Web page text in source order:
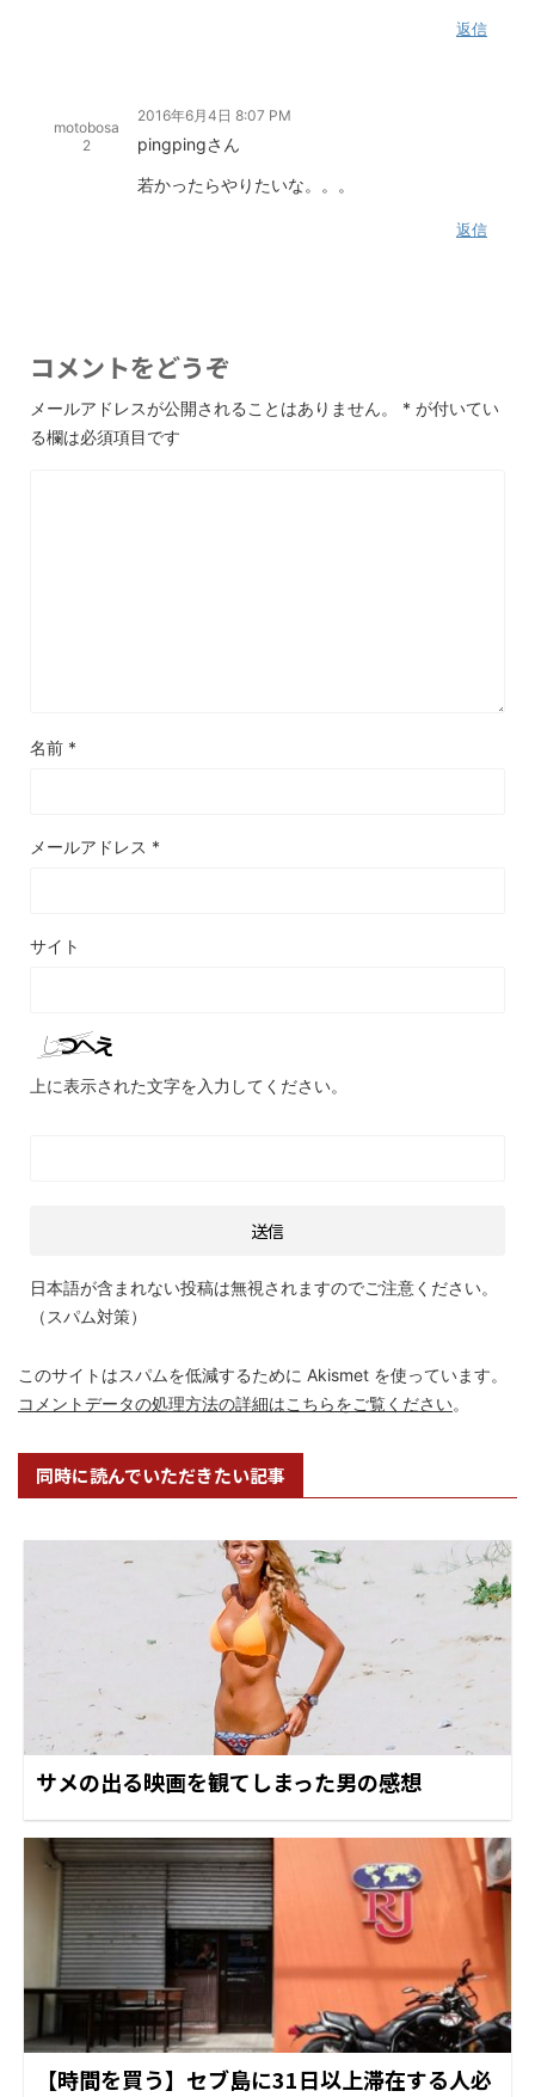
返信
motobosa
2
2016年6月4日 8:07 PM
pingpingさん
若かったらやりたいな。。。
返信
コメントをどうぞ
メールアドレスが公開されることはありません。 * が付いてい
る欄は必須項目です
名前 *
メールアドレス *
サイト
上に表示された文字を入力してください。
日本語が含まれない投稿は無視されますのでご注意ください。
（スパム対策）
このサイトはスパムを低減するために Akismet を使っています。
コメントデータの処理方法の詳細はこちらをご覧ください。
同時に読んでいただきたい記事
サメの出る映画を観てしまった男の感想
【時間を買う】セブ島に31日以上滞在する人必